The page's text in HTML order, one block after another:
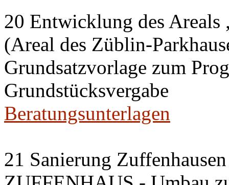
20 Entwicklung des Areals
(Areal des Züblin-
Grundsatzvorlage zum
Grundstücksvergabe
Beratungsunterlagen
21 Sanierung